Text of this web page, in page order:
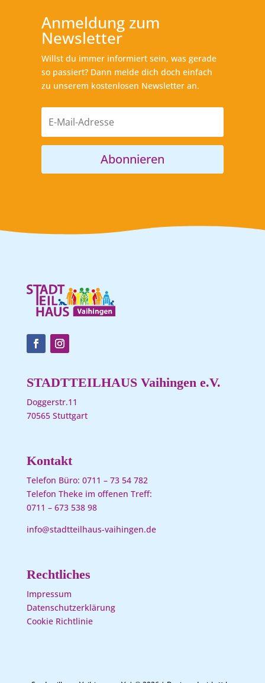
Anmeldung zum
Newsletter
Willst du immer informiert sein, was gerade
so passiert? Dann melde dich doch einfach
zu unserem kostenlosen Newsletter an.
Abonnieren
STADTTEILHAUS Vaihingen e.V.
Doggerstr.11
70565 Stuttgart
Kontakt
Telefon Büro: 0711 – 73 54 782
Telefon Theke im offenen Treff:
0711 – 673 538 98
info@stadtteilhaus-vaihingen.de
Rechtliches
Impressum
Datenschutzerklärung
Cookie Richtlinie